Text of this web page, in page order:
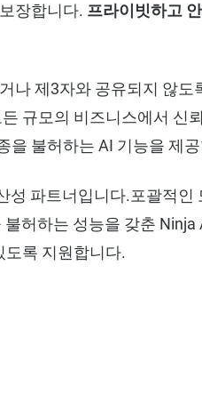
장합니다. 프라이빗하고
나 제3자와 공유되지 않도
규모의 비즈니스에서 신
을 불허하는 AI 기능을 제
파트너입니다.포괄적인
허하는 성능을 갖춘
도록 지원합니다.